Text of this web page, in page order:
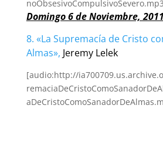
Domingo 6 de Noviembre,
8. «La Supremacía de Cristo
Almas», Jeremy Lelek
[audio:http://